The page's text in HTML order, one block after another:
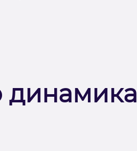
динамика